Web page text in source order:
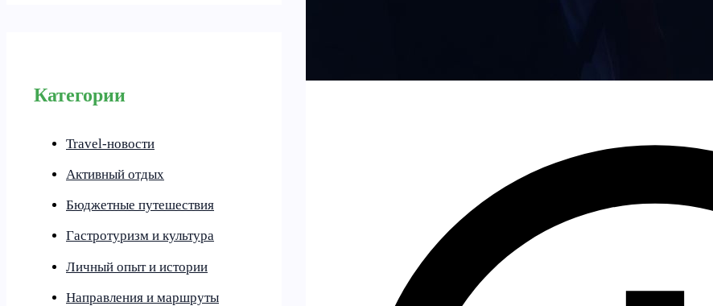
Категории
Travel-новости
Активный отдых
Бюджетные путешествия
Гастротуризм и культура
Личный опыт и истории
Направления и маршруты